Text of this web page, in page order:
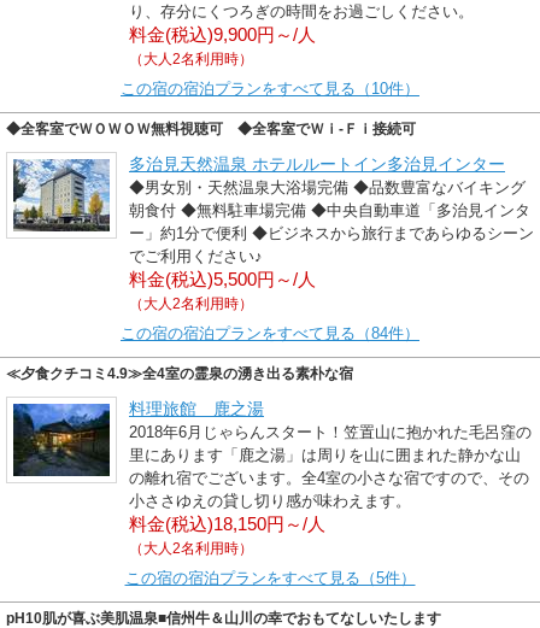
り、存分にくつろぎの時間をお過ごしください。
料金(税込)9,900円～/人
（大人2名利用時）
この宿の宿泊プランをすべて見る（10件）
◆全客室でＷＯＷＯＷ無料視聴可 ◆全客室でＷｉ-Ｆｉ接続可
多治見天然温泉 ホテルルートイン多治見インター
◆男女別・天然温泉大浴場完備 ◆品数豊富なバイキング
朝食付 ◆無料駐車場完備 ◆中央自動車道「多治見インタ
ー」約1分で便利 ◆ビジネスから旅行まであらゆるシーン
でご利用ください♪
料金(税込)5,500円～/人
（大人2名利用時）
この宿の宿泊プランをすべて見る（84件）
≪夕食クチコミ4.9≫全4室の霊泉の湧き出る素朴な宿
料理旅館 鹿之湯
2018年6月じゃらんスタート！笠置山に抱かれた毛呂窪の
里にあります「鹿之湯」は周りを山に囲まれた静かな山
の離れ宿でございます。全4室の小さな宿ですので、その
小ささゆえの貸し切り感が味わえます。
料金(税込)18,150円～/人
（大人2名利用時）
この宿の宿泊プランをすべて見る（5件）
pH10肌が喜ぶ美肌温泉■信州牛＆山川の幸でおもてなしいたします